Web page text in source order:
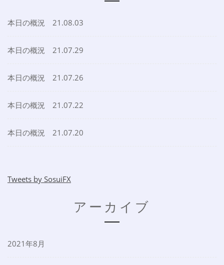
本日の概況 21.08.03
本日の概況 21.07.29
本日の概況 21.07.26
本日の概況 21.07.22
本日の概況 21.07.20
Tweets by SosuiFX
アーカイブ
2021年8月